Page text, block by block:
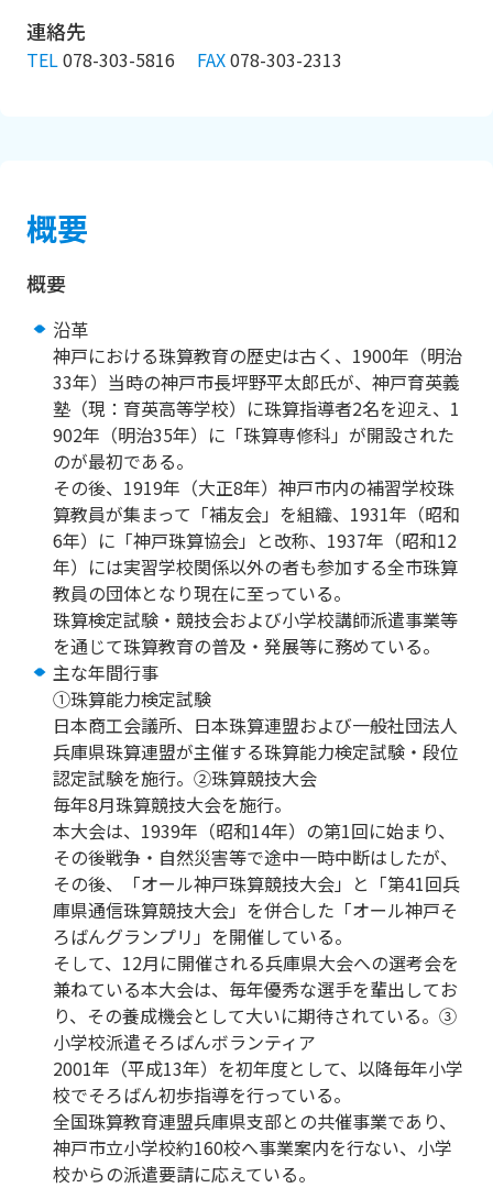
連絡先
TEL078-303-5816 FAX078-303-2313
概要
概要
沿革
神戸における珠算教育の歴史は古く、1900年（明治
33年）当時の神戸市長坪野平太郎氏が、神戸育英義
塾（現：育英高等学校）に珠算指導者2名を迎え、1
902年（明治35年）に「珠算専修科」が開設された
のが最初である。
その後、1919年（大正8年）神戸市内の補習学校珠
算教員が集まって「補友会」を組織、1931年（昭和
6年）に「神戸珠算協会」と改称、1937年（昭和12
年）には実習学校関係以外の者も参加する全市珠算
教員の団体となり現在に至っている。
珠算検定試験・競技会および小学校講師派遣事業等
を通じて珠算教育の普及・発展等に務めている。
主な年間行事
①珠算能力検定試験
日本商工会議所、日本珠算連盟および一般社団法人
兵庫県珠算連盟が主催する珠算能力検定試験・段位
認定試験を施行。②珠算競技大会
毎年8月珠算競技大会を施行。
本大会は、1939年（昭和14年）の第1回に始まり、
その後戦争・自然災害等で途中一時中断はしたが、
その後、「オール神戸珠算競技大会」と「第41回兵
庫県通信珠算競技大会」を併合した「オール神戸そ
ろばんグランプリ」を開催している。
そして、12月に開催される兵庫県大会への選考会を
兼ねている本大会は、毎年優秀な選手を輩出してお
り、その養成機会として大いに期待されている。③
小学校派遣そろばんボランティア
2001年（平成13年）を初年度として、以降毎年小学
校でそろばん初歩指導を行っている。
全国珠算教育連盟兵庫県支部との共催事業であり、
神戸市立小学校約160校へ事業案内を行ない、小学
校からの派遣要請に応えている。